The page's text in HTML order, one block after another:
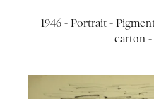
1946 - Portrait -
carton -